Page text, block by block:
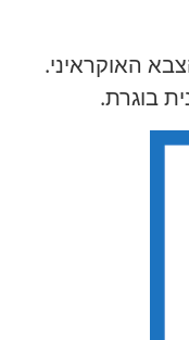
האוקראיני.
בוגרת.